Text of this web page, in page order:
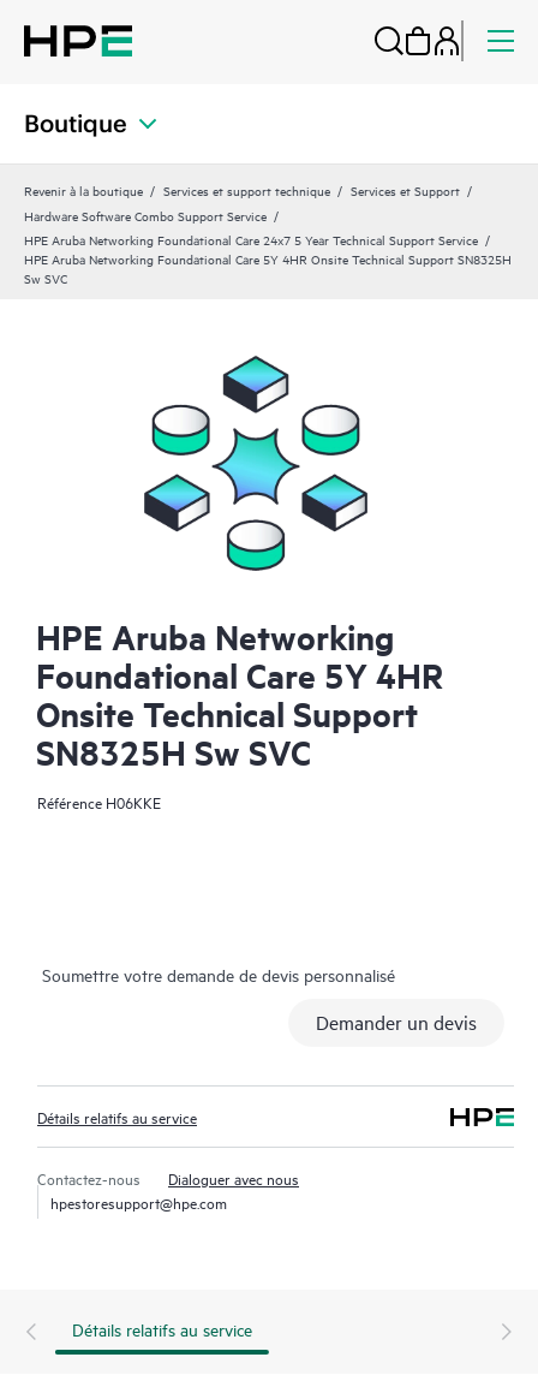
Boutique
Revenir à la boutique Services et support technique
Services et Support
Hardware Software Combo Support Service
HPE Aruba Networking Foundational Care 24x7 5 Year Technical Support Service
HPE Aruba Networking Foundational Care 5Y 4HR Onsite Technical Support SN8325H
Sw SVC
HPE Aruba Networking
Foundational Care 5Y 4HR
Onsite Technical Support
SN8325H Sw SVC
Référence H06KKE
Soumettre votre demande de devis personnalisé
Demander un devis
Détails relatifs au service
Contactez-nous
Dialoguer avec nous
hpestoresupport@hpe.com
Détails relatifs au service